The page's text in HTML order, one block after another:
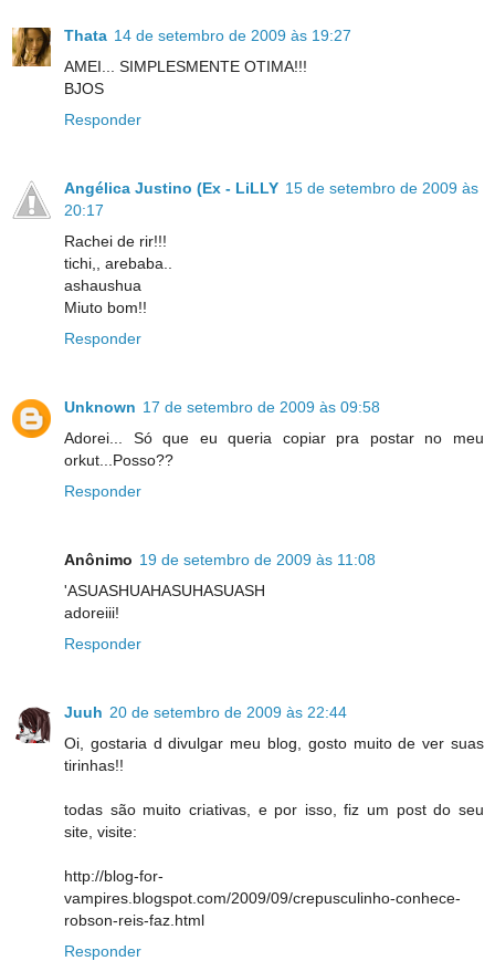
Thata 14 de setembro de 2009 às 19:27
AMEI... SIMPLESMENTE OTIMA!!!
BJOS
Responder
Angélica Justino (Ex - LiLLY 15 de setembro de 2009 às
20:17
Rachei de rir!!!
tichi,, arebaba..
ashaushua
Miuto bom!!
Responder
Unknown 17 de setembro de 2009 às 09:58
Adorei... Só que eu queria copiar pra postar no meu
orkut...Posso??
Responder
Anônimo 19 de setembro de 2009 às 11:08
'ASUASHUAHASUHASUASH
adoreiii!
Responder
Juuh 20 de setembro de 2009 às 22:44
Oi, gostaria d divulgar meu blog, gosto muito de ver suas
tirinhas!!
todas são muito criativas, e por isso, fiz um post do seu
site, visite:
http://blog-for-
vampires.blogspot.com/2009/09/crepusculinho-conhece-
robson-reis-faz.html
Responder